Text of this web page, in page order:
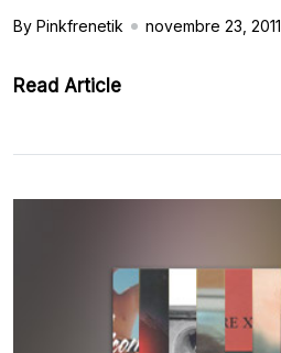
By Pinkfrenetik novembre 23, 2011
Read Article